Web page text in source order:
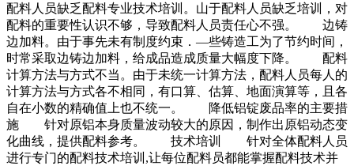
配料人员缺乏配料专业技术培训。山于配料人员缺乏培训，对
配料的重要性认识不够，导致配料人员责任心不强。 边铸
边加料。由于事先未有制度约束．—些铸造工为了节约时间，
时常采取边铸边加料，给成品造成质量大幅度下降。 配料
计算方法与方式不当。由于未统一计算方法，配料人员每人的
计算方法与方式各不相同，有口算、估算、地面演算等，且各
自在小数的精确值上也不统一。 降低铝锭废品率的主要措
施 针对原铝本身质量波动较大的原因，制作出原铝动态变
化曲线，提供配料参考。 技术培训 针对全体配料人员
进行专门的配料技术培训,让每位配料员都能掌握配料技术并